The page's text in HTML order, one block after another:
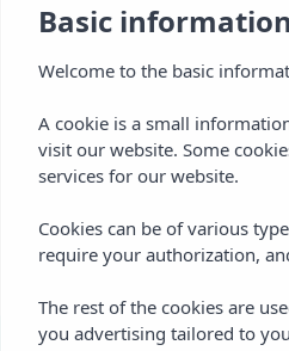
Basic
Welcome to the basic
A cookie is a small
visit our website. Some
services for our website.
Cookies can be of various
require your authorization,
The rest of the cookies are
you advertising tailored to